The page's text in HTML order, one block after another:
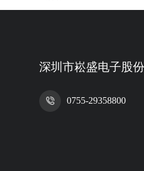
深圳市崧盛电子股
0755-29358800